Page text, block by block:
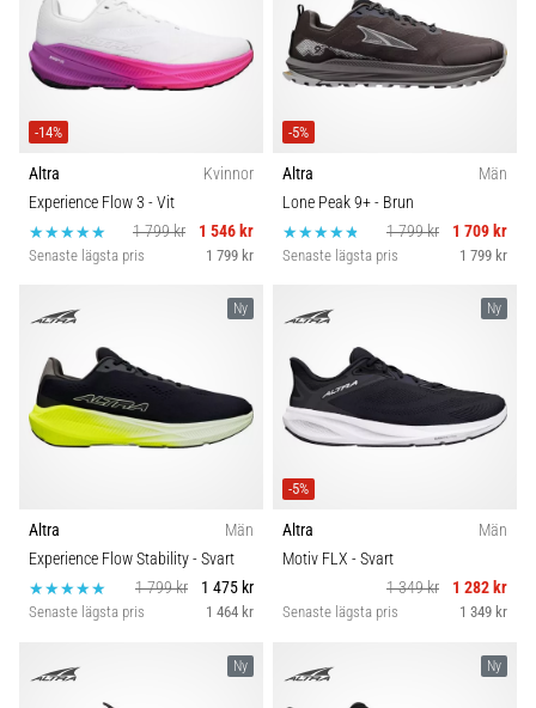
eller
efter
löpning?
av
vanligaste
orsakerna
är
plantar
Vad
det…
Visa
-14%
Altra
Kvinnor
Experience Flow 3 - Vit
1 799 kr
1 546 kr
Senaste lägsta pris 1 799 kr
-5%
Altra
Män
Lone Peak 9+- Brun
1 799 kr
1 709 kr
Senaste lägsta pris 1 799 kr
Ny
Altra
Män
Experience Flow Stability- Svart
1 799 kr
1 475 kr
Senaste lägsta pris 1 464 kr
Ny
-5%
Altra
Män
Motiv FLX - Svart
1 349 kr
1 282 kr
Senaste lägsta pris 1 349 kr
Ny Ny